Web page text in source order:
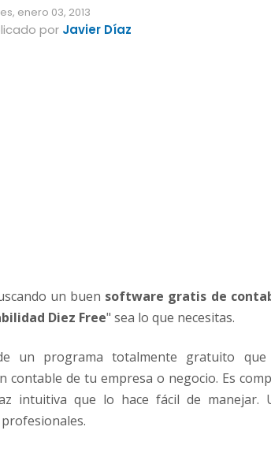
enero 03, 2013
por Javier Díaz
un buen software gratis de
Diez Free" sea lo que necesitas.
un programa totalmente gratuito
contable de tu empresa o negocio. Es
intuitiva que lo hace fácil de manejar.